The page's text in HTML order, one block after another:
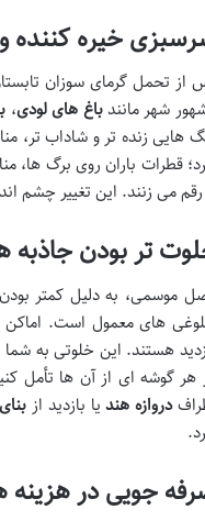
خیره کننده
از تحمل گرمای سوزان
شهر مانندباغ های لودی،
هایی زنده تر و شاداب تر،
قطرات باران روی برگ
رقم می زنند. این تغییر چشم
تر بودن جاذبه
موسمی، به دلیل کمتر
های معمول است.
هستند. این خلوتی به
هر گوشه ای از آن ها تأمل
دروازه هندیا بازدید از
جویی در